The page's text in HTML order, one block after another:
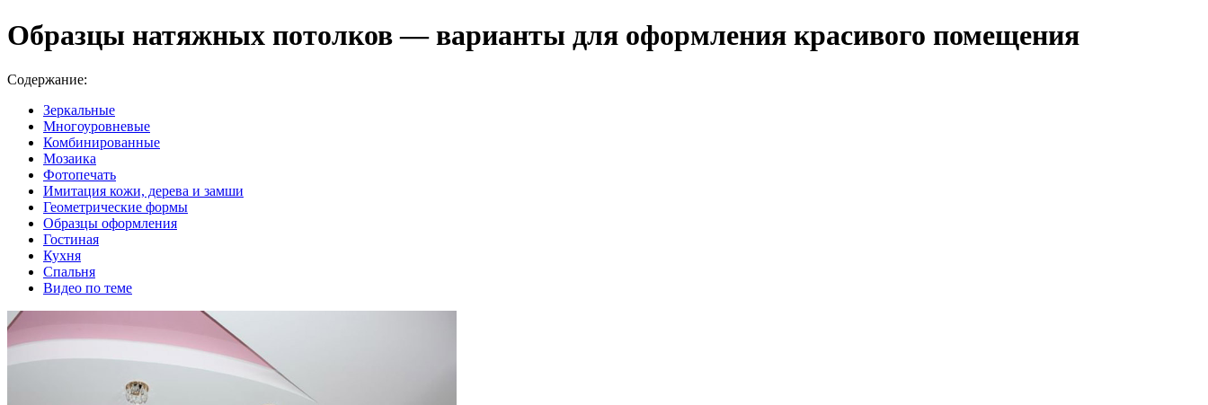
Образцы натяжных потолков — варианты для оформления красивого помещения
Содержание:
Зеркальные
Многоуровневые
Комбинированные
Мозаика
Фотопечать
Имитация кожи, дерева и замши
Геометрические формы
Образцы оформления
Гостиная
Кухня
Спальня
Видео по теме